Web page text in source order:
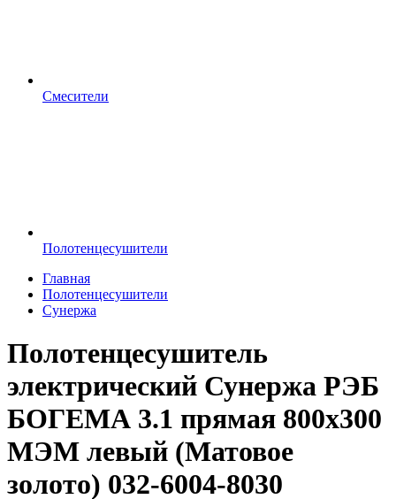
Смесители
Полотенцесушители
Главная
Полотенцесушители
Сунержа
Полотенцесушитель
электрический Сунержа РЭБ
БОГЕМА 3.1 прямая 800х300
МЭМ левый (Матовое
золото) 032-6004-8030